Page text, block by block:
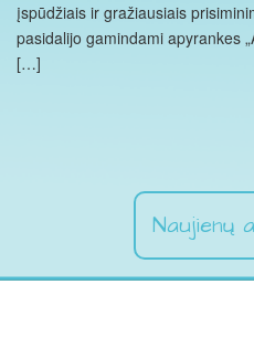
įspūdžiais ir gražiausiais
pasidalijo gamindami apyrankes
[…]
Naujienų